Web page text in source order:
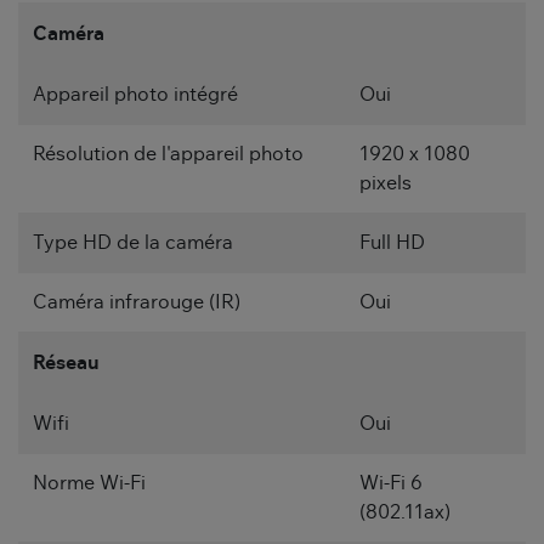
Caméra
Appareil photo intégré Oui
Résolution de l'appareil photo
1920 x 1080
pixels
Type HD de la caméra Full HD
Caméra infrarouge (IR) Oui
Réseau
Wifi Oui
Norme Wi-Fi
Wi-Fi 6
(802.11ax)